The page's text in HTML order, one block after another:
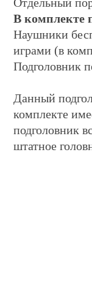
В комплекте
Наушники
играми (в
Подголовник
Данный
комплекте
подголовник
штатное